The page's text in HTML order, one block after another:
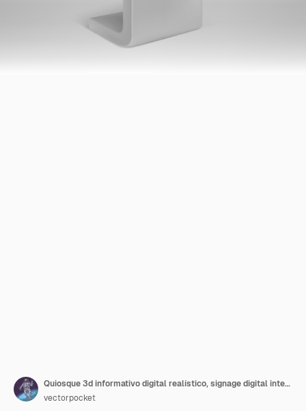
Quiosque 3d informativo digital realístico, signage digital interativo com a tela vazia azul.
vectorpocket